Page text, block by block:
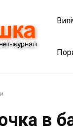
в